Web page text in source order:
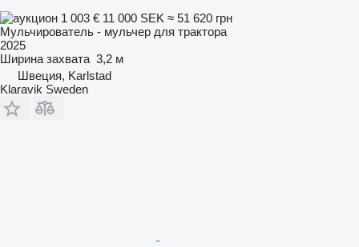
1 003 € 11 000 SEK ≈ 51 620 грн
Мульчирователь - мульчер для трактора
2025
Ширина захвата 3,2 м
Швеция, Karlstad
Klaravik Sweden